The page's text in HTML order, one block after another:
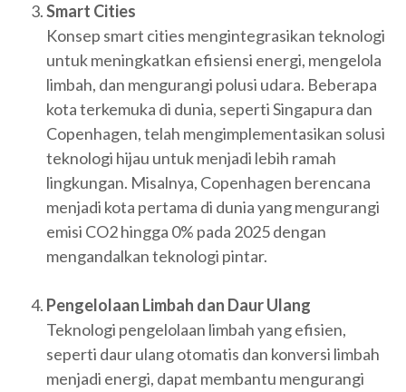
Smart Cities
Konsep smart cities mengintegrasikan teknologi
untuk meningkatkan efisiensi energi, mengelola
limbah, dan mengurangi polusi udara. Beberapa
kota terkemuka di dunia, seperti Singapura dan
Copenhagen, telah mengimplementasikan solusi
teknologi hijau untuk menjadi lebih ramah
lingkungan. Misalnya, Copenhagen berencana
menjadi kota pertama di dunia yang mengurangi
emisi CO2 hingga 0% pada 2025 dengan
mengandalkan teknologi pintar.
Pengelolaan Limbah dan Daur Ulang
Teknologi pengelolaan limbah yang efisien,
seperti daur ulang otomatis dan konversi limbah
menjadi energi, dapat membantu mengurangi